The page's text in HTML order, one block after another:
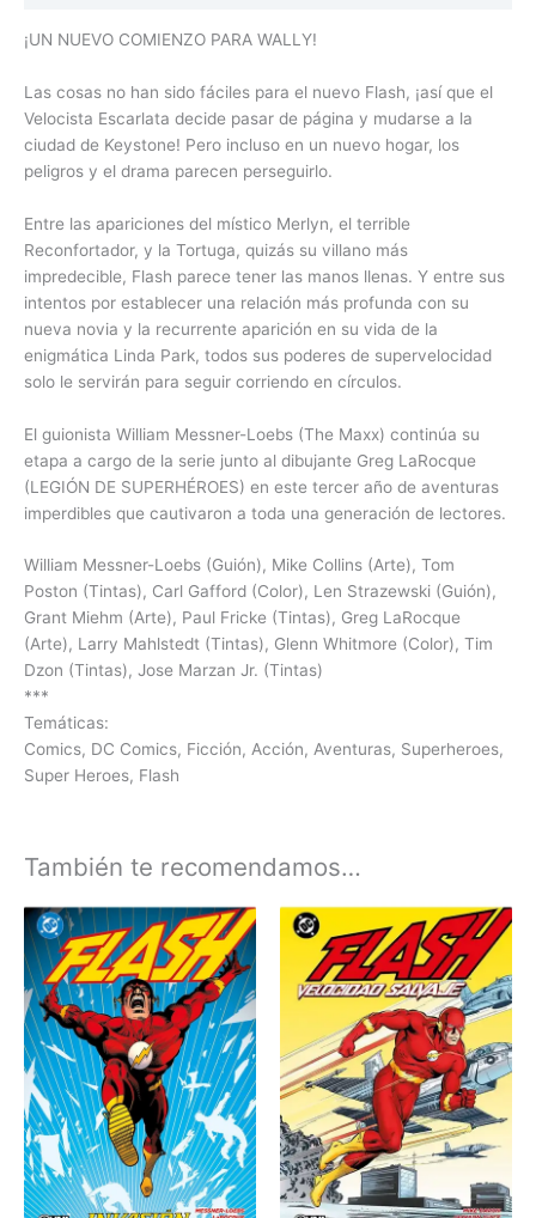
¡UN NUEVO COMIENZO PARA WALLY!
Las cosas no han sido fáciles para el nuevo Flash, ¡así que el
Velocista Escarlata decide pasar de página y mudarse a la
ciudad de Keystone! Pero incluso en un nuevo hogar, los
peligros y el drama parecen perseguirlo.
Entre las apariciones del místico Merlyn, el terrible
Reconfortador, y la Tortuga, quizás su villano más
impredecible, Flash parece tener las manos llenas. Y entre sus
intentos por establecer una relación más profunda con su
nueva novia y la recurrente aparición en su vida de la
enigmática Linda Park, todos sus poderes de supervelocidad
solo le servirán para seguir corriendo en círculos.
El guionista William Messner-Loebs (The Maxx) continúa su
etapa a cargo de la serie junto al dibujante Greg LaRocque
(LEGIÓN DE SUPERHÉROES) en este tercer año de aventuras
imperdibles que cautivaron a toda una generación de lectores.
William Messner-Loebs (Guión), Mike Collins (Arte), Tom
Poston (Tintas), Carl Gafford (Color), Len Strazewski (Guión),
Grant Miehm (Arte), Paul Fricke (Tintas), Greg LaRocque
(Arte), Larry Mahlstedt (Tintas), Glenn Whitmore (Color), Tim
Dzon (Tintas), Jose Marzan Jr. (Tintas)
***
Temáticas:
Comics, DC Comics, Ficción, Acción, Aventuras, Superheroes,
Super Heroes, Flash
También te recomendamos…